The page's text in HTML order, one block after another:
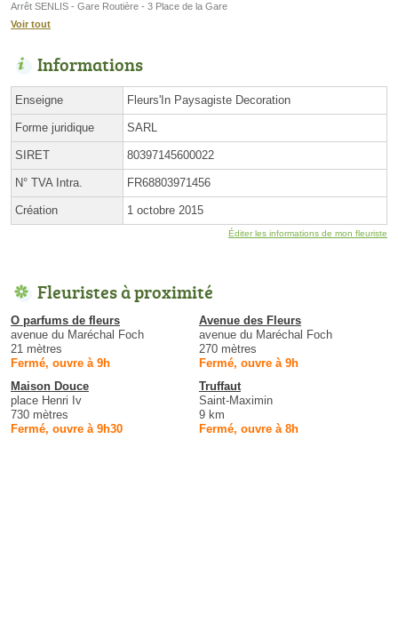
Arrêt SENLIS - Gare Routière - 3 Place de la Gare
Voir tout
Informations
Enseigne Fleurs'In Paysagiste Decoration
Forme juridique SARL
SIRET 80397145600022
N° TVA Intra. FR68803971456
Création 1 octobre 2015
Éditer les informations de mon fleuriste
Fleuristes à proximité
O parfums de fleurs
avenue du Maréchal Foch
21 mètres
Fermé, ouvre à 9h
Avenue des Fleurs
avenue du Maréchal Foch
270 mètres
Fermé, ouvre à 9h
Maison Douce
place Henri Iv
730 mètres
Fermé, ouvre à 9h30
Truffaut
Saint-Maximin
9 km
Fermé, ouvre à 8h